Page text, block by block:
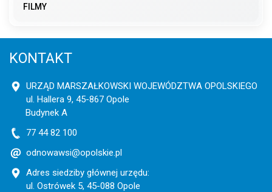
FILMY
KONTAKT
URZĄD MARSZAŁKOWSKI WOJEWÓDZTWA OPOLSKIEGO
ul. Hallera 9, 45-867 Opole
Budynek A
77 44 82 100
odnowawsi@opolskie.pl
Adres siedziby głównej urzędu:
ul. Ostrówek 5, 45-088 Opole